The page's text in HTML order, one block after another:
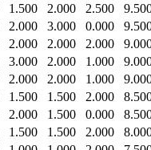
1.500 2.000 2.500
2.000 3.000 0.000
2.000 2.000 2.000
3.000 2.000 1.000
2.000 2.000 1.000
1.500 1.500 2.000
2.000 1.500 0.000
1.500 1.500 2.000